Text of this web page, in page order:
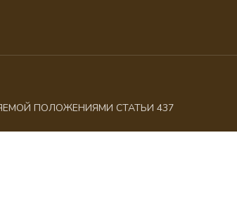
ПОЛОЖЕНИЯМИ СТАТЬИ 437